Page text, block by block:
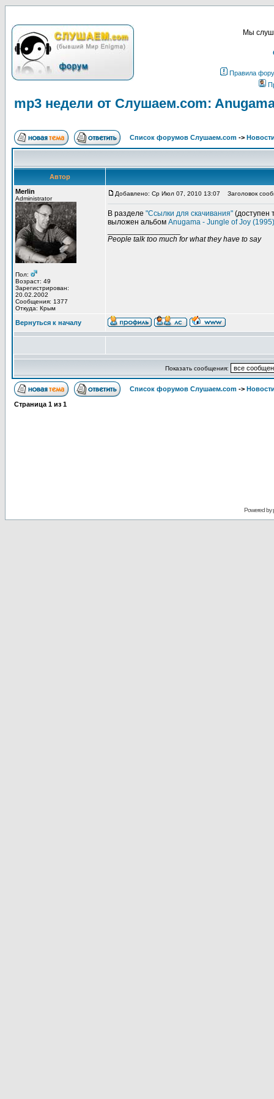
Мы
Правила
mp3 недели от Слушаем.com:
Список форумов Слушаем.com ->
Автор
Merlin
Administrator
Пол:
Возраст: 49
Зарегистрирован:
20.02.2002
Сообщения: 1377
Откуда: Крым
Добавлено: Ср Июл 07, 2010 13:07 Заголовок
В разделе "Ссылки для скачивания" (доступен
выложен альбом Anugama - Jungle of Joy (1995)
People talk too much for what they have to say
Вернуться к началу
Показать сообщения:
Список форумов Слушаем.com ->
Страница 1 из 1
Powered by